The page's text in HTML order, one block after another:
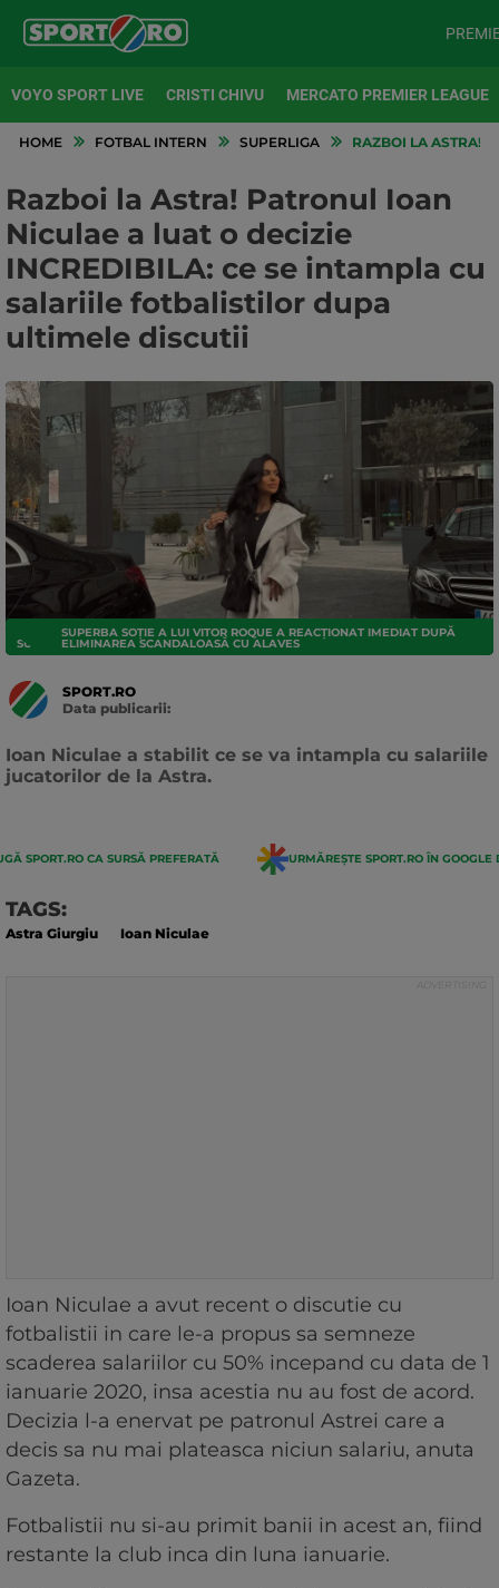
VOYO SPORT LIVE CRISTI CHIVU MERCATO PREMIER LEAGUE
HOME FOTBAL INTERN SUPERLIGA RAZBOI LA ASTRA!
Razboi la Astra! Patronul Ioan
Niculae a luat o decizie
INCREDIBILA: ce se intampla cu
salariile fotbalistilor dupa
ultimele discutii
SUPERLIGA
SUPERBA SOȚIE A LUI VITOR ROQUE A REACȚIONAT IMEDIAT DUPĂ
ELIMINAREA SCANDALOASĂ CU ALAVES
SPORT.RO
Data publicarii:
Ioan Niculae a stabilit ce se va intampla cu salariile
jucatorilor de la Astra.
SPORT.RO CA SURSĂ PREFERATĂ URMĂREȘTE SPORT.RO ÎN GOOGLE
TAGS:
Astra Giurgiu Ioan Niculae
Ioan Niculae a avut recent o discutie cu
fotbalistii in care le-a propus sa semneze
scaderea salariilor cu 50% incepand cu data de 1
ianuarie 2020, insa acestia nu au fost de acord.
Decizia l-a enervat pe patronul Astrei care a
decis sa nu mai plateasca niciun salariu, anuta
Gazeta.
Fotbalistii nu si-au primit banii in acest an, fiind
restante la club inca din luna ianuarie.